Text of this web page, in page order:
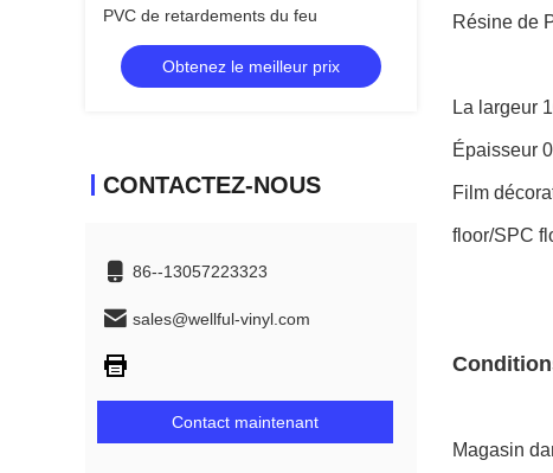
PVC de retardements du feu
Obtenez le meilleur prix
CONTACTEZ-NOUS
86--13057223323
sales@wellful-vinyl.com
Contact maintenant
Résine de
La largeur
Épaisseur
Film
floor/SPC
Magasin